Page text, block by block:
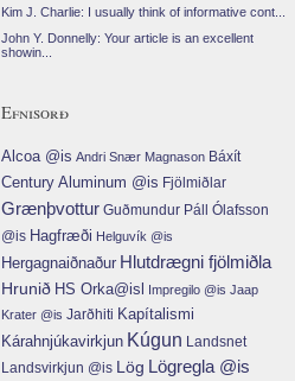
Kim J. Charlie: I usually think of informative cont...
John Y. Donnelly: Your article is an excellent
showin...
Efnisorð
Alcoa @is Andri Snær Magnason Báxít
Century Aluminum @is Fjölmiðlar
Grænþvottur Guðmundur Páll Ólafsson
@is Hagfræði Helguvík @is
Hergagnaiðnaður Hlutdrægni fjölmiðla
Hrunið HS Orka@isl Impregilo @is Jaap
Krater @is Jarðhiti Kapítalismi
Kárahnjúkavirkjun Kúgun Landsnet
Landsvirkjun @is Lög Lögregla @is